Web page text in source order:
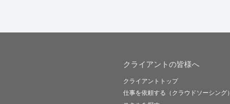
クライアントの皆様へ
クライアントトップ
仕事を依頼する（クラウドソーシング）